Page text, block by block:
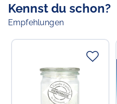
Kennst du schon?
Empfehlungen